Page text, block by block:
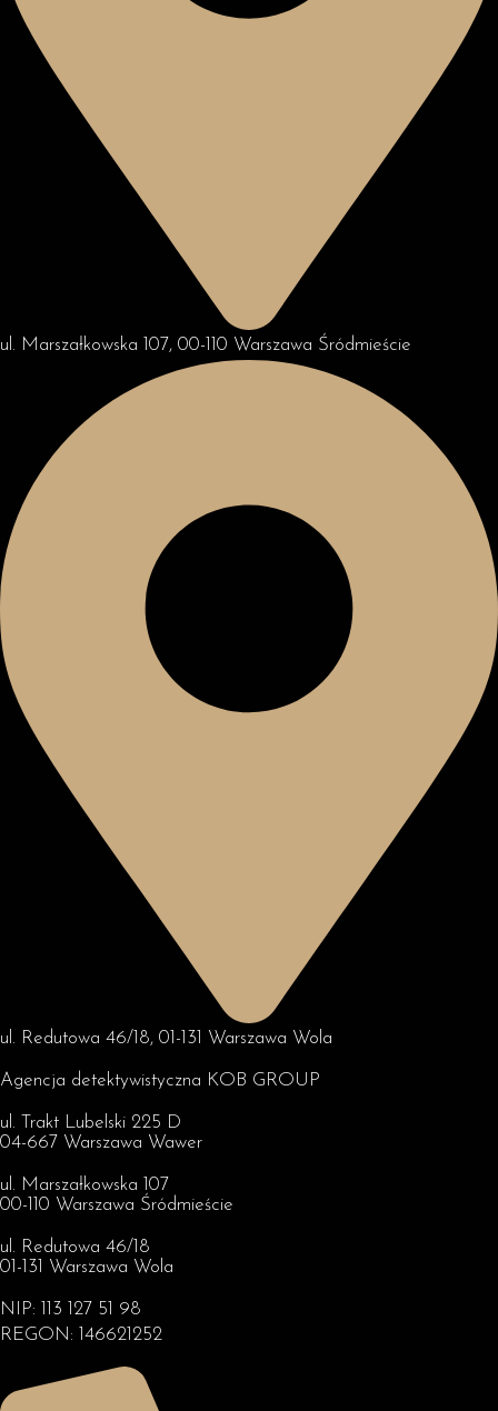
ul. Marszałkowska 107, 00-110 Warszawa Śródmieście
ul. Redutowa 46/18, 01-131 Warszawa Wola
Agencja detektywistyczna KOB GROUP
ul. Trakt Lubelski 225 D
04-667 Warszawa Wawer
ul. Marszałkowska 107
00-110 Warszawa Śródmieście
ul. Redutowa 46/18
01-131 Warszawa Wola
NIP: 113 127 51 98
REGON: 146621252